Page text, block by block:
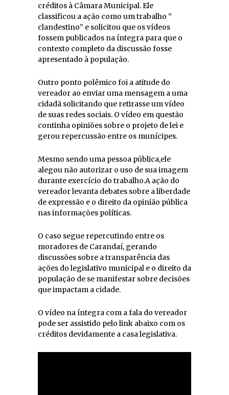
créditos à Câmara Municipal. Ele
classificou a ação como um trabalho ”
clandestino” e solicitou que os vídeos
fossem publicados na íntegra para que o
contexto completo da discussão fosse
apresentado à população.
Outro ponto polêmico foi a atitude do
vereador ao enviar uma mensagem a uma
cidadã solicitando que retirasse um vídeo
de suas redes sociais. O vídeo em questão
continha opiniões sobre o projeto de lei e
gerou repercussão entre os munícipes.
Mesmo sendo uma pessoa pública,ele
alegou não autorizar o uso de sua imagem
durante exercício do trabalho.A ação do
vereador levanta debates sobre a liberdade
de expressão e o direito da opinião pública
nas informações políticas.
O caso segue repercutindo entre os
moradores de Carandaí, gerando
discussões sobre a transparência das
ações do legislativo municipal e o direito da
população de se manifestar sobre decisões
que impactam a cidade.
O vídeo na íntegra com a fala do vereador
pode ser assistido pelo link abaixo com os
créditos devidamente a casa legislativa.